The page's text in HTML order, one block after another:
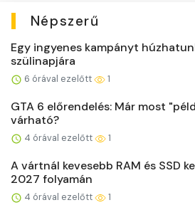
Népszerű
Egy ingyenes kampányt
szülinapjára
6 órával ezelőtt 1
GTA 6 előrendelés: Már most
várható?
4 órával ezelőtt 1
A vártnál kevesebb RAM és SSD
2027 folyamán
4 órával ezelőtt 1